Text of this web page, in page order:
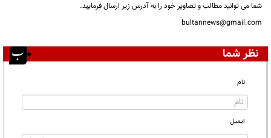
شما می توانید مطالب و تصاویر خود را به آدرس زیر ارسال فرمایید.
bultannews@gmail.com
نظر شما
نام
ایمیل